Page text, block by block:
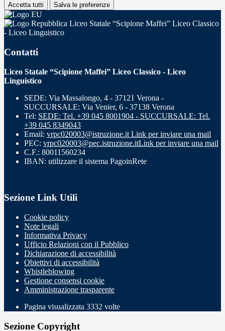
Accetta tutti Salva le preferenze
Liceo Statale “Scipione Maffei” Liceo Classico
- Liceo Linguistico
Contatti
Liceo Statale “Scipione Maffei” Liceo Classico - Liceo
Linguistico
SEDE: Via Massalongo, 4 - 37121 Verona -
SUCCURSALE: Via Venier, 6 - 37138 Verona
Tel: SEDE: Tel. +39 045 8001904 - SUCCURSALE: Tel.
+39 045 8349043
Email: vrpc020003@istruzione.it Link per inviare una mail
PEC: vrpc020003@pec.istruzione.itLink per inviare una mail
C.F.: 80011560234
IBAN: utilizzare il sistema PagoinRete
Sezione Link Utili
Cookie policy
Note legali
Informativa Privacy
Ufficio Relazioni con il Pubblico
Dichiarazione di accessibilità
Obiettivi di accessibilità
Whistleblowing
Gestione consensi cookie
Amministrazione trasparente
Pagina visualizzata 3332 volte
Sezione Copyright